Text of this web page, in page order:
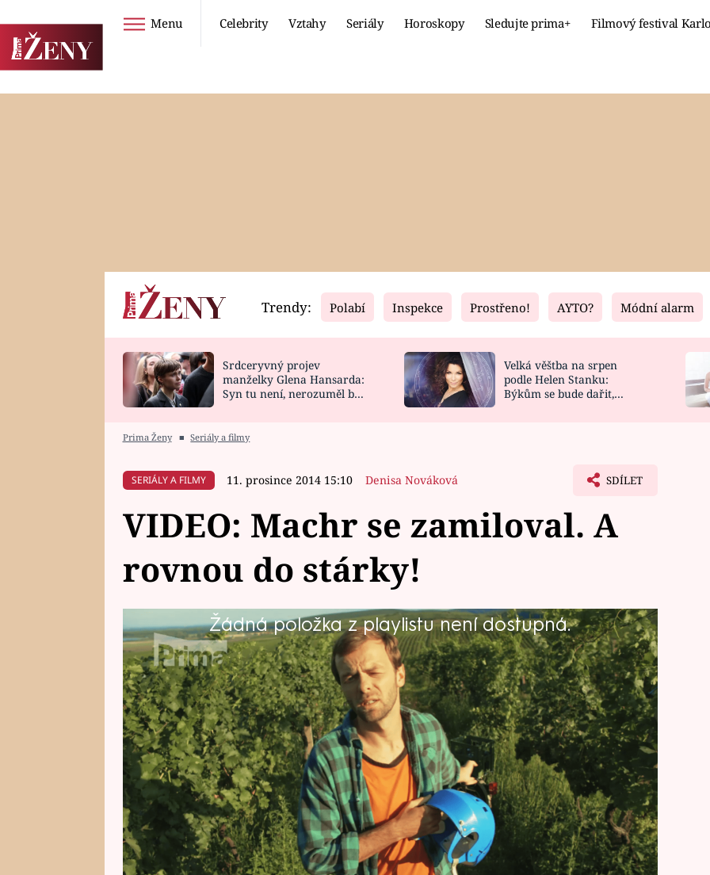
Menu Celebrity Vztahy Seriály Horoskopy Sledujte prima+ Filmový festival
Horoskopy
HOROSKOP NA
Video
CELEBRITY
VAŘENÍ
Fresh
NOVINKY
VIDEORECEPTY
Living
DESIGN
Trendy: Polabí Inspekce Prostřeno! AYTO? Módní alarm
Srdceryvný projev
manželky Glena Hansarda:
Syn tu není, nerozuměl by
Velká věštba na srpen
podle Helen Stanku:
Býkům se bude dařit,
Prima Ženy ■ Seriály a filmy
SERIÁLY A FILMY 11. prosince 2014 15:10 Denisa Nováková SDÍLET
VIDEO: Machr se zamiloval. A
rovnou do stárky!
Žádná položka z playlistu není dostupná.
V Křeticích se chystají hody a samozřejmě to bude velká akce. Ještě
když má přijet stárka až Anglie! A Machr k ní zahoří láskou.